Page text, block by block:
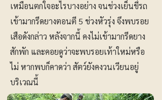
เหมือนตกใจอะไรบางอย่าง จนช่วงเย็นขี่รถ
เข้ามากรีดยางตอนตี 5 ช่วงหัวรุ่ง จึงพบรอย
เสือดังกล่าว หลังจากนี้ คงไม่เข้ามากรีดยาง
สักพัก และคอยดูว่าจะพบรอยเท้าใหม่หรือ
ไม่ หากพบก็คาดว่า สัตว์ยังคงวนเวียนอยู่
บริเวณนี้